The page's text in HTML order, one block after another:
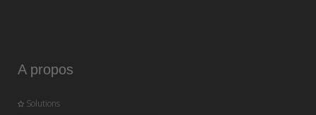
A propos
Solutions